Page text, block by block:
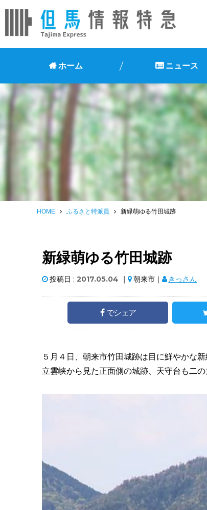
ホーム ニュース
HOME ふるさと特派員 新緑萌ゆる竹田城跡
新緑萌ゆる竹田城跡
投稿日 : 2017.05.04 ｜ 朝来市｜ きっさん
でシェア
５月４日、朝来市竹田城跡は目に鮮やかな新
立雲峡から見た正面側の城跡、天守台も二